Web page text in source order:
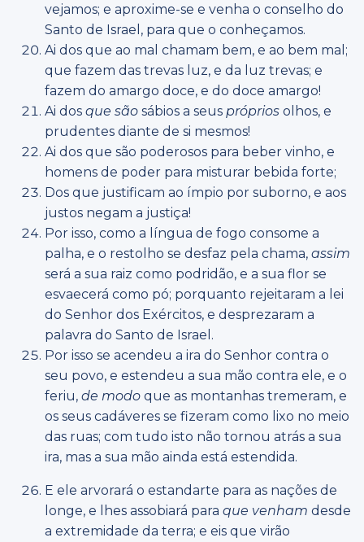
vejamos; e aproxime-se e venha o conselho do
Santo de Israel, para que o conheçamos.
Ai dos que ao mal chamam bem, e ao bem mal;
que fazem das trevas luz, e da luz trevas; e
fazem do amargo doce, e do doce amargo!
Ai dos que são sábios a seus próprios olhos, e
prudentes diante de si mesmos!
Ai dos que são poderosos para beber vinho, e
homens de poder para misturar bebida forte;
Dos que justificam ao ímpio por suborno, e aos
justos negam a justiça!
Por isso, como a língua de fogo consome a
palha, e o restolho se desfaz pela chama, assim
será a sua raiz como podridão, e a sua flor se
esvaecerá como pó; porquanto rejeitaram a lei
do Senhor dos Exércitos, e desprezaram a
palavra do Santo de Israel.
Por isso se acendeu a ira do Senhor contra o
seu povo, e estendeu a sua mão contra ele, e o
feriu, de modo que as montanhas tremeram, e
os seus cadáveres se fizeram como lixo no meio
das ruas; com tudo isto não tornou atrás a sua
ira, mas a sua mão ainda está estendida.
E ele arvorará o estandarte para as nações de
longe, e lhes assobiará para que venham desde
a extremidade da terra; e eis que virão